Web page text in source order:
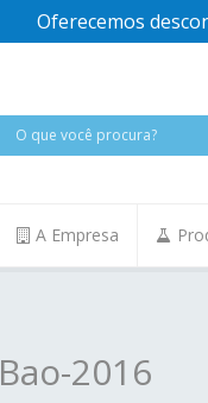
Oferecemos
A Empresa
Bao-2016